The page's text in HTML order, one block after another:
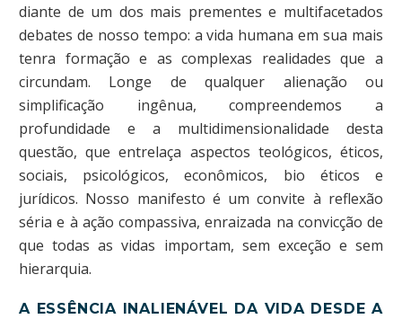
diante de um dos mais prementes e multifacetados
debates de nosso tempo: a vida humana em sua mais
tenra formação e as complexas realidades que a
circundam. Longe de qualquer alienação ou
simplificação ingênua, compreendemos a
profundidade e a multidimensionalidade desta
questão, que entrelaça aspectos teológicos, éticos,
sociais, psicológicos, econômicos, bio éticos e
jurídicos. Nosso manifesto é um convite à reflexão
séria e à ação compassiva, enraizada na convicção de
que todas as vidas importam, sem exceção e sem
hierarquia.
A ESSÊNCIA INALIENÁVEL DA VIDA DESDE A